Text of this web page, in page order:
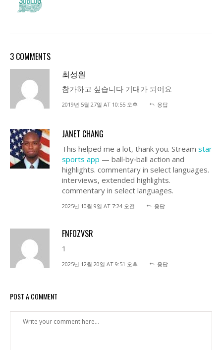
3 COMMENTS
최성원
참가하고 싶습니다 기대가 되어요
2019년 5월 27일 AT 10:55 오후 응답
JANET CHANG
This helped me a lot, thank you. Stream star
sports app — ball‑by‑ball action and
highlights. commentary in select languages.
interviews, extended highlights.
commentary in select languages.
2025년 10월 9일 AT 7:24 오전 응답
FNFOZVSR
1
2025년 12월 20일 AT 9:51 오후 응답
POST A COMMENT